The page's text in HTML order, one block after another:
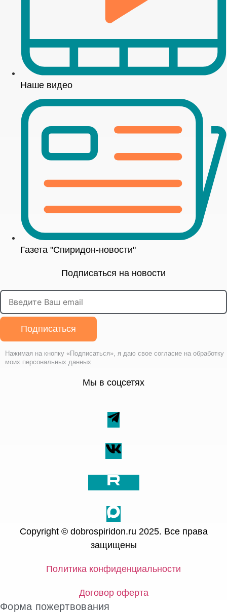
Наше видео
Газета "Спиридон-новости"
Подписаться на новости
Подписаться
Нажимая на кнопку «Подписаться», я даю свое согласие на обработку
моих персональных данных
Мы в соцсетях
Copyright © dobrospiridon.ru 2025. Все права
защищены
Политика конфиденциальности
Договор оферта
Форма пожертвования